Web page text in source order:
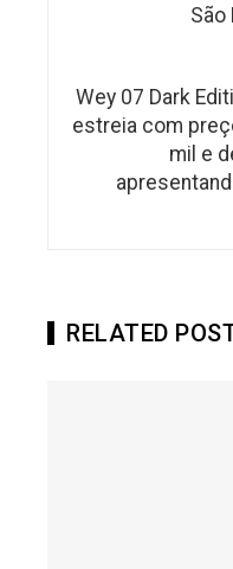
São
Wey 07 Dark
estreia com
mil e
RELATED